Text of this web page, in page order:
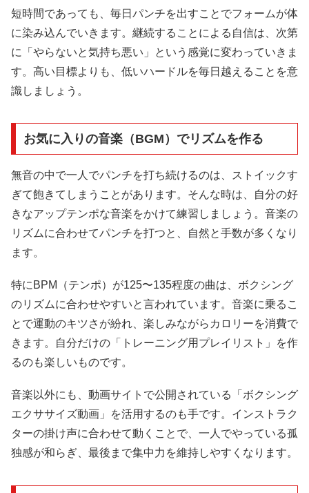
短時間であっても、毎日パンチを出すことでフォームが体
に染み込んでいきます。継続することによる自信は、次第
に「やらないと気持ち悪い」という感覚に変わっていきま
す。高い目標よりも、低いハードルを毎日越えることを意
識しましょう。
お気に入りの音楽（BGM）でリズムを作る
無音の中で一人でパンチを打ち続けるのは、ストイックす
ぎて飽きてしまうことがあります。そんな時は、自分の好
きなアップテンポな音楽をかけて練習しましょう。音楽の
リズムに合わせてパンチを打つと、自然と手数が多くなり
ます。
特にBPM（テンポ）が125〜135程度の曲は、ボクシング
のリズムに合わせやすいと言われています。音楽に乗るこ
とで運動のキツさが紛れ、楽しみながらカロリーを消費で
きます。自分だけの「トレーニング用プレイリスト」を作
るのも楽しいものです。
音楽以外にも、動画サイトで公開されている「ボクシング
エクササイズ動画」を活用するのも手です。インストラク
ターの掛け声に合わせて動くことで、一人でやっている孤
独感が和らぎ、最後まで集中力を維持しやすくなります。